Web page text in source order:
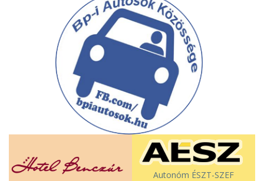
Autonóm ÉSZT-SZEF